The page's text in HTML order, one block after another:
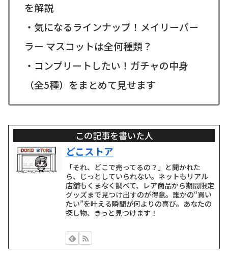
を解説
・気になるラインナップ！メイリーパー
ラー マスコットは全何種類？
・コンプリートしたい！ガチャの中身
（全5種）をまとめて見せます
この記事を書いた人
どこストア
「それ、どこで売ってるの？」と聞かれた
ら、じっとしていられない。ネットもリアル
店舗もくまなく調べて、レア商品から期間限定
グッズまで見つけ出すのが得意。誰かの“買い
たい”を叶える瞬間が何よりの喜び。あなたの
探し物、きっと見つけます！